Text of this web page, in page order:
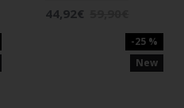
44,92€
New
-25 %